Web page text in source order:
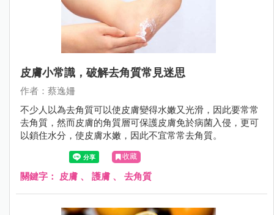
皮膚小常識，破解去角質常見迷思
作者：蔡逸姍
不少人以為去角質可以使皮膚變得水嫩又光滑，因此要常常
去角質，然而皮膚的角質層可保護皮膚免於病菌入侵，更可
以鎖住水分，使皮膚水嫩，因此不宜常常去角質。
收藏
關鍵字： 皮膚 、 護膚 、 去角質